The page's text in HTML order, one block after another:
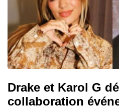
Drake et Karol G
collaboration